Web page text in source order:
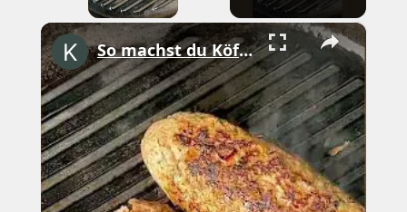
×
So machst du Köfte! #shorts